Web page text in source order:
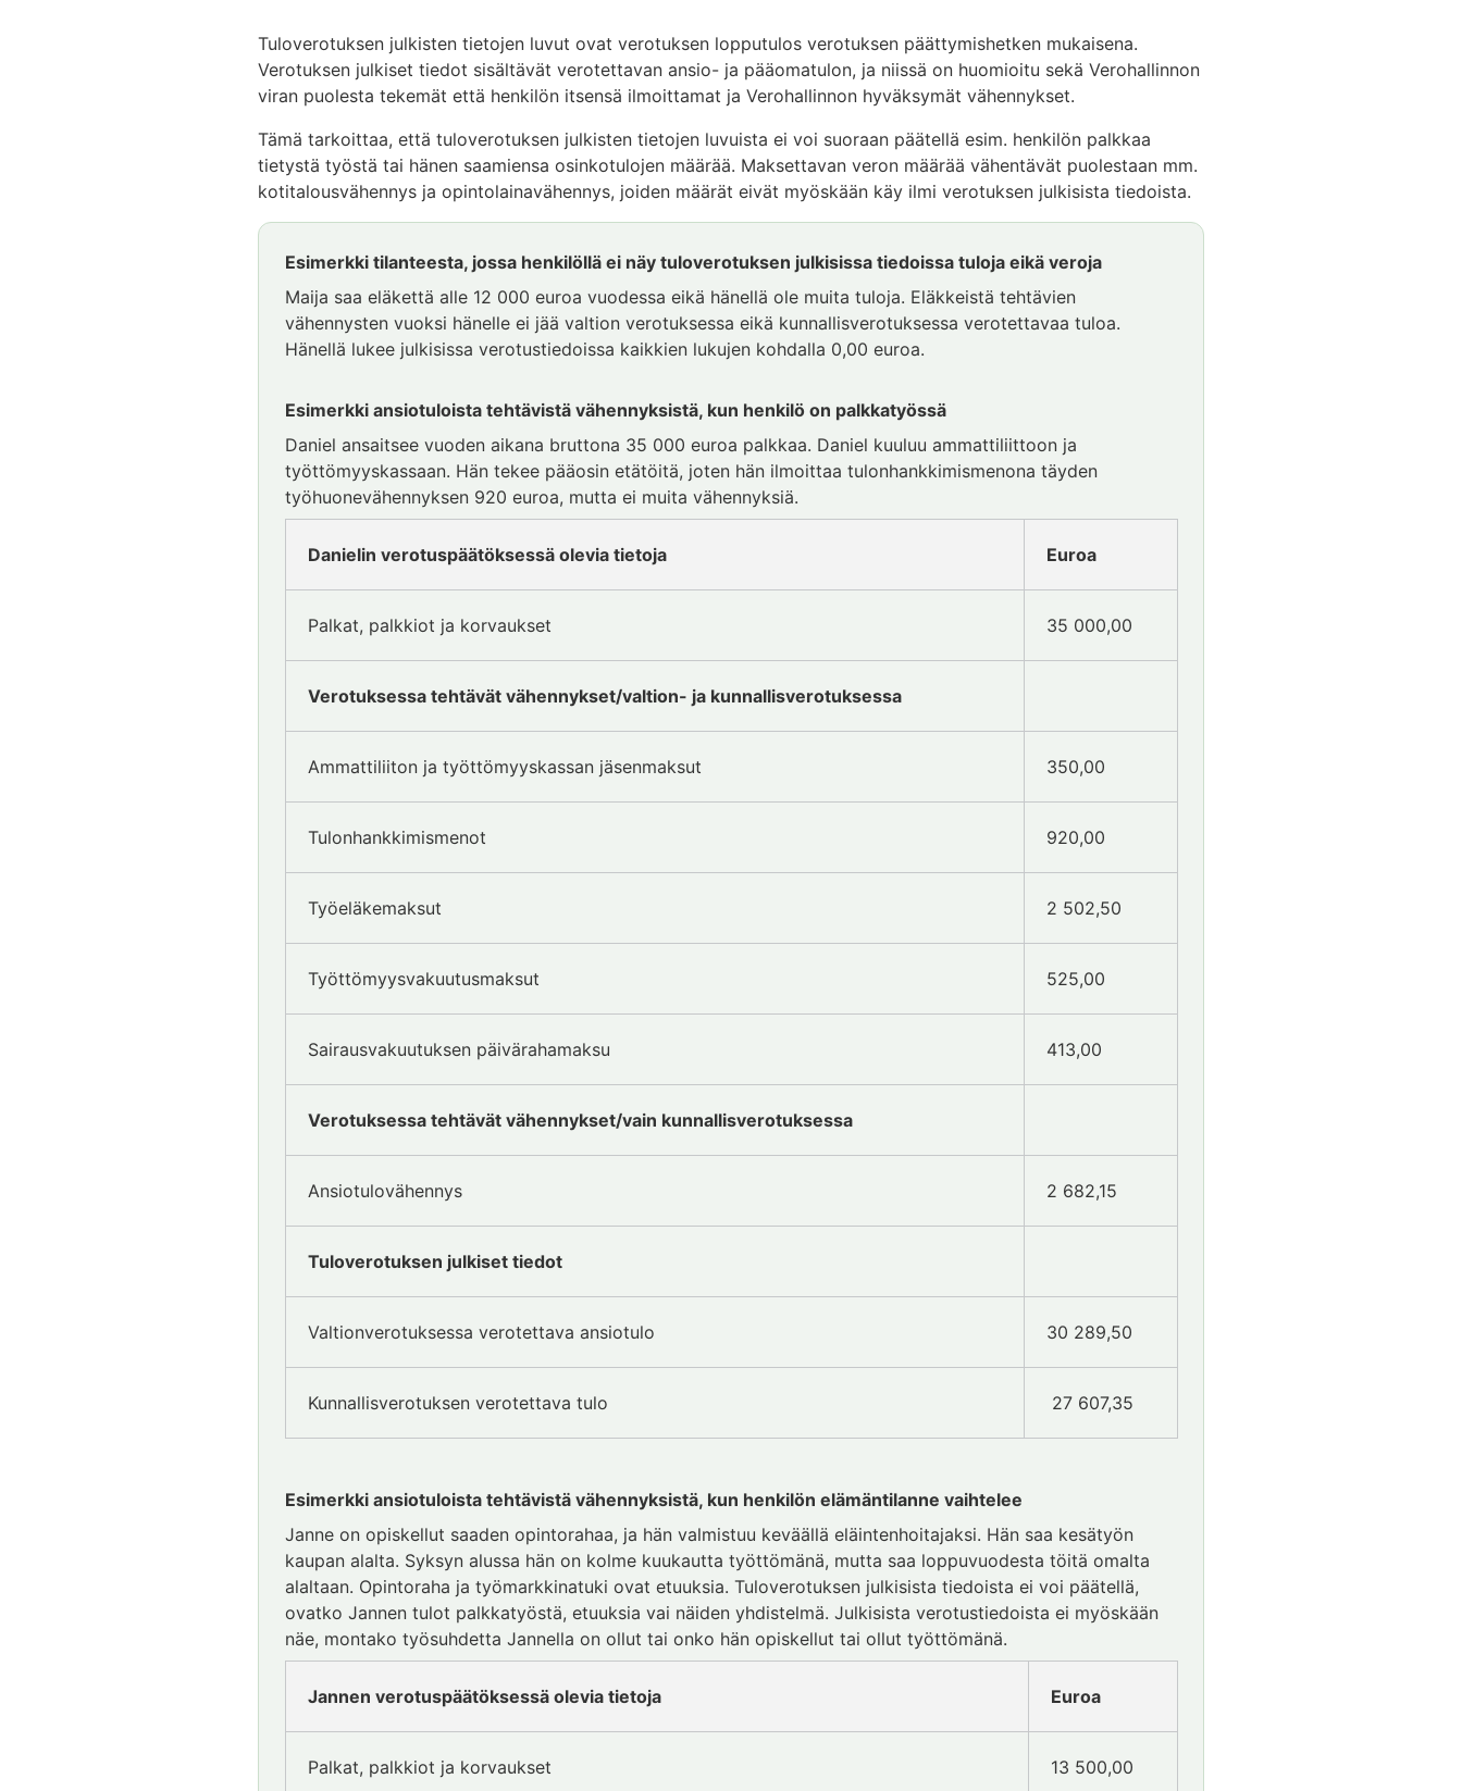
Tuloverotuksen julkisten tietojen luvut ovat verotuksen lopputulos verotuksen päättymishetken mukaisena.
Verotuksen julkiset tiedot sisältävät verotettavan ansio- ja pääomatulon, ja niissä on huomioitu sekä Verohallinnon
viran puolesta tekemät että henkilön itsensä ilmoittamat ja Verohallinnon hyväksymät vähennykset.
Tämä tarkoittaa, että tuloverotuksen julkisten tietojen luvuista ei voi suoraan päätellä esim. henkilön palkkaa
tietystä työstä tai hänen saamiensa osinkotulojen määrää. Maksettavan veron määrää vähentävät puolestaan mm.
kotitalousvähennys ja opintolainavähennys, joiden määrät eivät myöskään käy ilmi verotuksen julkisista tiedoista.
Esimerkki tilanteesta, jossa henkilöllä ei näy tuloverotuksen julkisissa tiedoissa tuloja eikä veroja
Maija saa eläkettä alle 12 000 euroa vuodessa eikä hänellä ole muita tuloja. Eläkkeistä tehtävien
vähennysten vuoksi hänelle ei jää valtion verotuksessa eikä kunnallisverotuksessa verotettavaa tuloa.
Hänellä lukee julkisissa verotustiedoissa kaikkien lukujen kohdalla 0,00 euroa.
Esimerkki ansiotuloista tehtävistä vähennyksistä, kun henkilö on palkkatyössä
Daniel ansaitsee vuoden aikana bruttona 35 000 euroa palkkaa. Daniel kuuluu ammattiliittoon ja
työttömyyskassaan. Hän tekee pääosin etätöitä, joten hän ilmoittaa tulonhankkimismenona täyden
työhuonevähennyksen 920 euroa, mutta ei muita vähennyksiä.
Danielin verotuspäätöksessä olevia tietoja Euroa
Palkat, palkkiot ja korvaukset 35 000,00
Verotuksessa tehtävät vähennykset/valtion- ja kunnallisverotuksessa
Ammattiliiton ja työttömyyskassan jäsenmaksut 350,00
Tulonhankkimismenot 920,00
Työeläkemaksut 2 502,50
Työttömyysvakuutusmaksut 525,00
Sairausvakuutuksen päivärahamaksu 413,00
Verotuksessa tehtävät vähennykset/vain kunnallisverotuksessa
Ansiotulovähennys 2 682,15
Tuloverotuksen julkiset tiedot
Valtionverotuksessa verotettava ansiotulo 30 289,50
Kunnallisverotuksen verotettava tulo 27 607,35
Esimerkki ansiotuloista tehtävistä vähennyksistä, kun henkilön elämäntilanne vaihtelee
Janne on opiskellut saaden opintorahaa, ja hän valmistuu keväällä eläintenhoitajaksi. Hän saa kesätyön
kaupan alalta. Syksyn alussa hän on kolme kuukautta työttömänä, mutta saa loppuvuodesta töitä omalta
alaltaan. Opintoraha ja työmarkkinatuki ovat etuuksia. Tuloverotuksen julkisista tiedoista ei voi päätellä,
ovatko Jannen tulot palkkatyöstä, etuuksia vai näiden yhdistelmä. Julkisista verotustiedoista ei myöskään
näe, montako työsuhdetta Jannella on ollut tai onko hän opiskellut tai ollut työttömänä.
Jannen verotuspäätöksessä olevia tietoja Euroa
Palkat, palkkiot ja korvaukset 13 500,00